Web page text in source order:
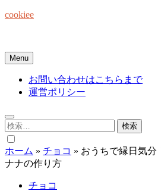
Skip
cookiee
Menu
お問い合わせはこちらまで
運営ポリシー
検
索:
ホーム » チョコ » おうちで縁日気分
ナナの作り方
チョコ